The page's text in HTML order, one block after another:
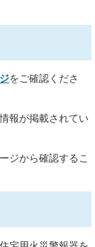
をご確認くださ
報が掲載されてい
ジから確認するこ